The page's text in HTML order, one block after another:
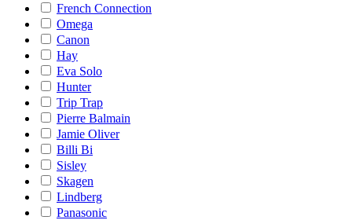
French Connection
Omega
Canon
Hay
Eva Solo
Hunter
Trip Trap
Pierre Balmain
Jamie Oliver
Billi Bi
Sisley
Skagen
Lindberg
Panasonic